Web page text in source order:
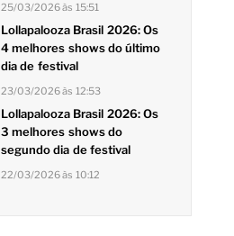
25/03/2026 às 15:51
Lollapalooza Brasil 2026: Os
4 melhores shows do último
dia de festival
23/03/2026 às 12:53
Lollapalooza Brasil 2026: Os
3 melhores shows do
segundo dia de festival
22/03/2026 às 10:12